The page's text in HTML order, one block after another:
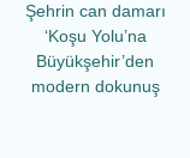
Şehrin can damarı
‘Koşu Yolu’na
Büyükşehir’den
modern dokunuş